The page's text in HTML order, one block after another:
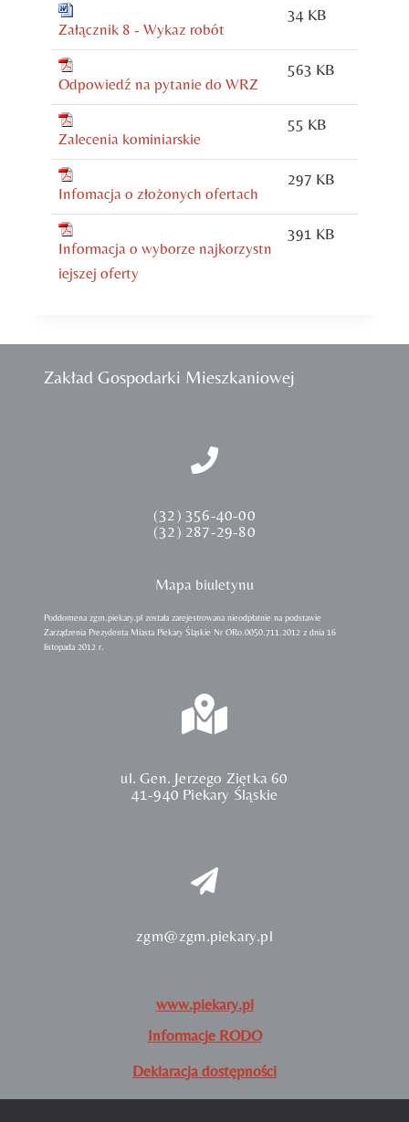
Załącznik 8 - Wykaz robót
34 KB
Odpowiedź na pytanie do WRZ
563 KB
Zalecenia kominiarskie
55 KB
Infomacja o złożonych ofertach
297 KB
Informacja o wyborze najkorzystn
iejszej oferty
391 KB
Zakład Gospodarki Mieszkaniowej
(32) 356-40-00
(32) 287-29-80
Mapa biuletynu
Poddomena zgm.piekary.pl została zarejestrowana nieodpłatnie na podstawie
Zarządzenia Prezydenta Miasta Piekary Śląskie Nr ORo.0050.711.2012 z dnia 16
listopada 2012 r.
ul. Gen. Jerzego Ziętka 60
41-940 Piekary Śląskie
zgm@zgm.piekary.pl
www.piekary.pl
Informacje RODO
Deklaracja dostępności